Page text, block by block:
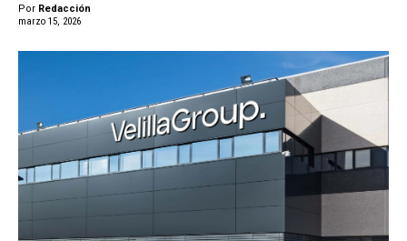
Por Redacción
marzo 15, 2026